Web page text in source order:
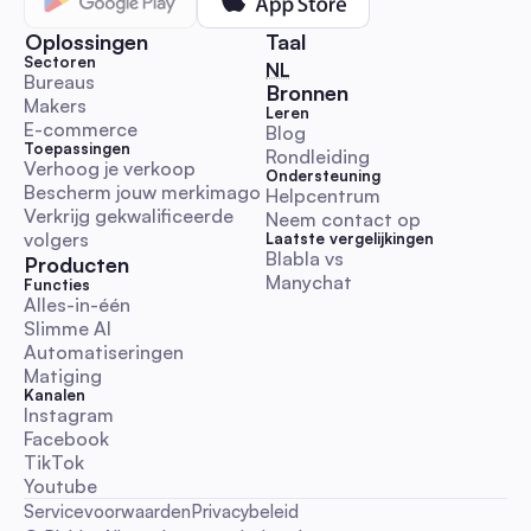
Reactie- en DM-automatisering
Wereldvriendelijksheidsdag 2025 Speelboek:
de betrokkenheid met automatisering voor
social media managers
Een praktische en uitvoeringsklare gids met Australische
tijdzonekalender, direct te plakken DM/reactiescripts,
escalatieregels en automatiseringsworkflows. Bespaar tijd
betrouwbare vriendelijkheidscampagnes uit met KPI-
juridische/ethische checklists.
Reactie- en DM-automatisering
chatgpt-abonnement: Complete 2026 Australië
voor Sociale Automatisering ROI voor Marketeers
Een praktische op Australië gerichte handleiding die Free,
Oplossingen
Sectoren
Bureaus
Makers
E-commerce
Toepassingen
Verhoog je verkoop
Bescherm jouw merkimago
Verkrijg gekwalificeerde
volgers
Producten
Functies
Alles-in-één
Slimme AI
Automatiseringen
Matiging
Kanalen
Instagram
Facebook
TikTok
Youtube
Bronnen
Leren
Blog
Rondleiding
Ondersteuning
Helpcentrum
Neem contact op
Laatste vergelijkingen
Blabla vs
Manychat
Taal
NL
ServicevoorwaardenPrivacybeleid